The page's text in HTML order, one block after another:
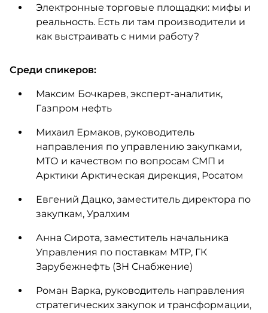
Электронные торговые площадки: мифы и
реальность. Есть ли там производители и
как выстраивать с ними работу?
Среди спикеров:
Максим Бочкарев, эксперт-аналитик,
Газпром нефть
Михаил Ермаков, руководитель
направления по управлению закупками,
МТО и качеством по вопросам СМП и
Арктики Арктическая дирекция, Росатом
Евгений Дацко, заместитель директора по
закупкам, Уралхим
Анна Сирота, заместитель начальника
Управления по поставкам МТР, ГК
Зарубежнефть (ЗН Снабжение)
Роман Варка, руководитель направления
стратегических закупок и трансформации,